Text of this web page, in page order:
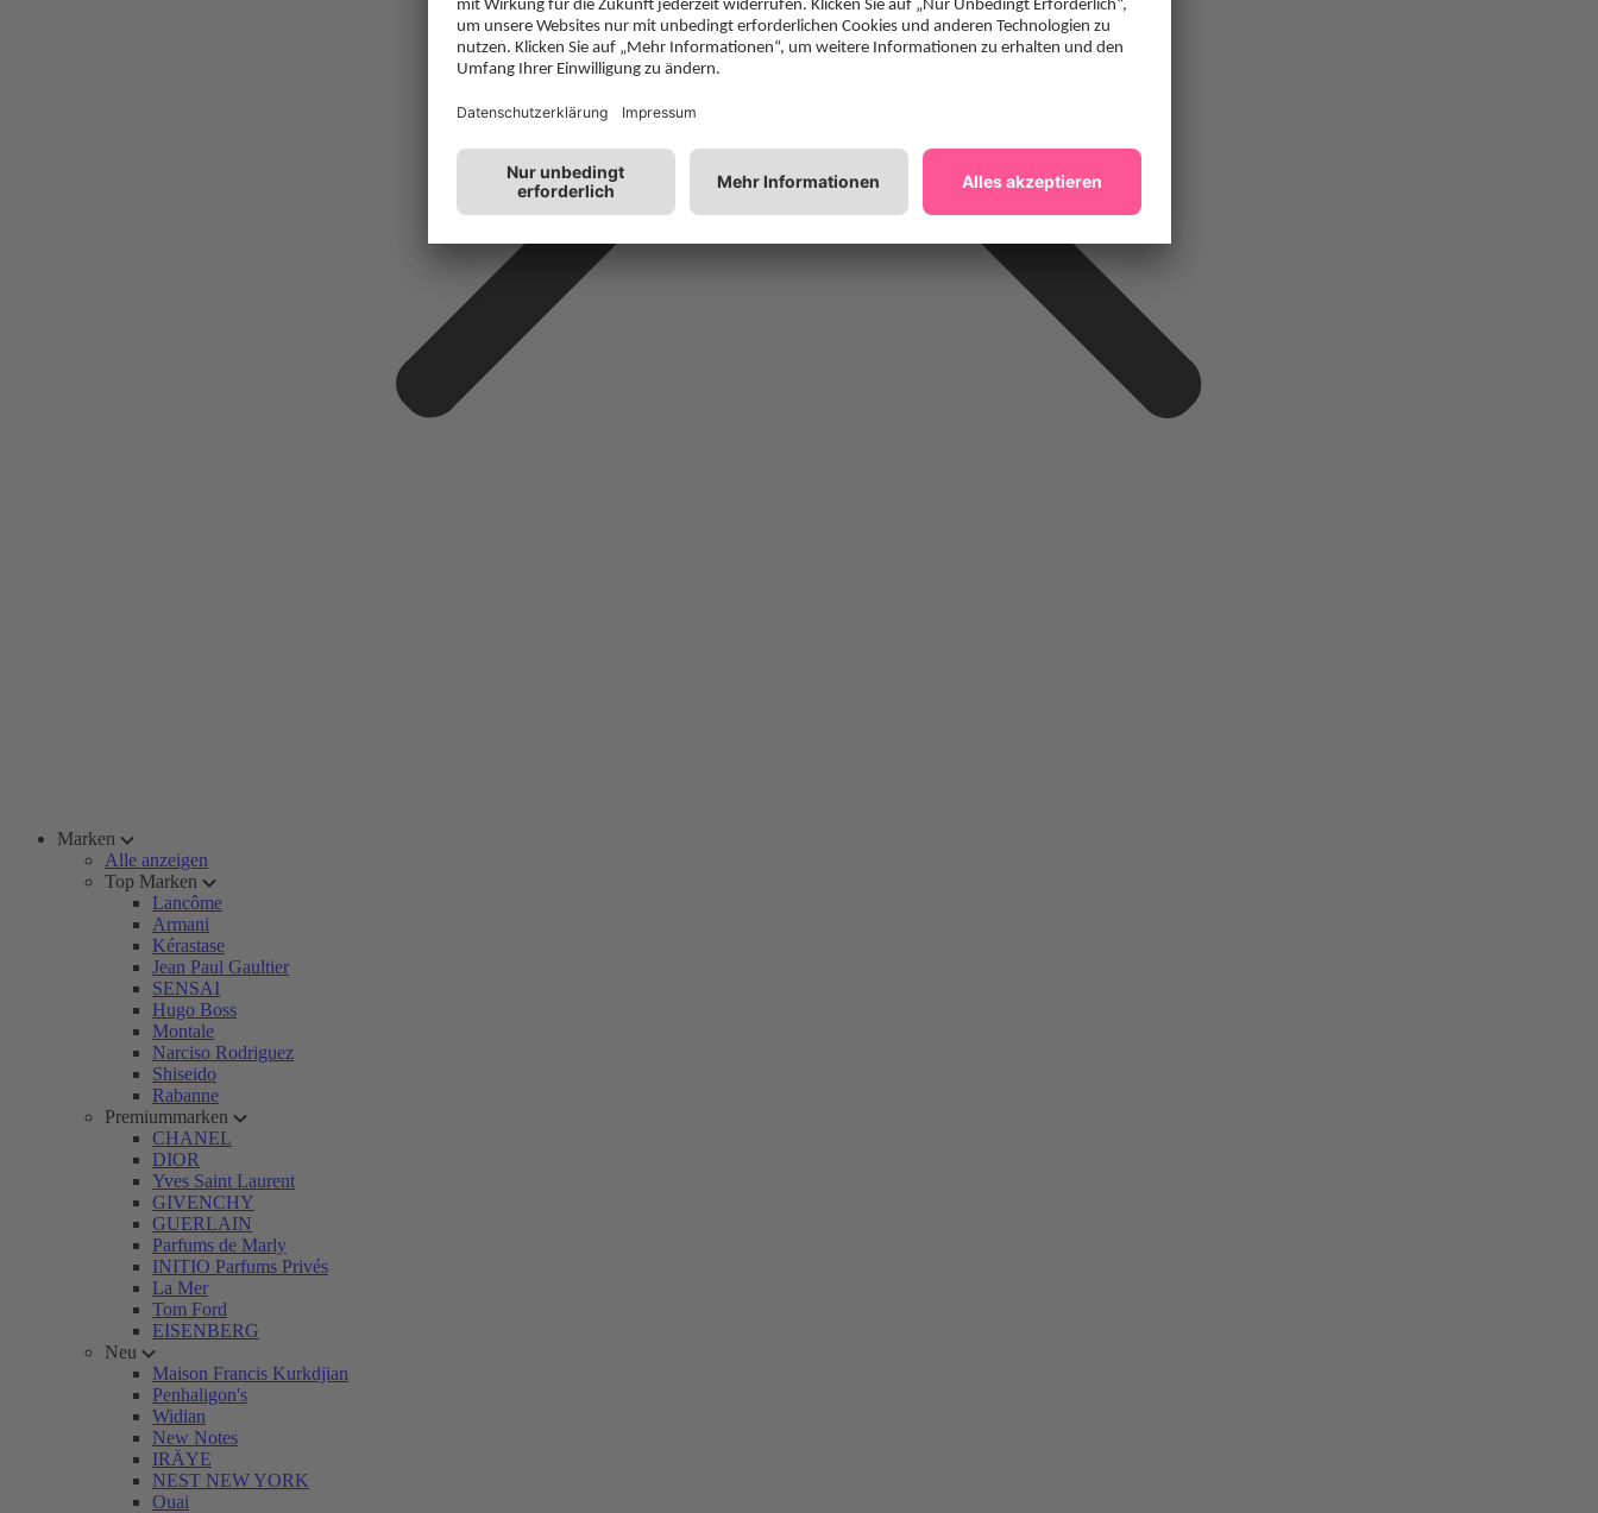
Marken
Alle anzeigen
Top Marken
Lancôme
Armani
Kérastase
Jean Paul Gaultier
SENSAI
Hugo Boss
Montale
Narciso Rodriguez
Shiseido
Rabanne
Premiummarken
CHANEL
DIOR
Yves Saint Laurent
GIVENCHY
GUERLAIN
Parfums de Marly
INITIO Parfums Privés
La Mer
Tom Ford
EISENBERG
Neu
Maison Francis Kurkdjian
Penhaligon's
Widian
New Notes
IRÄYE
NEST NEW YORK
Ouai